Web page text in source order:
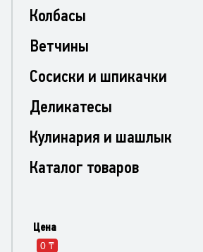
Колбасы
Ветчины
Сосиски и шпикачки
Деликатесы
Кулинария и шашлык
Каталог товаров
Цена
0 ₸